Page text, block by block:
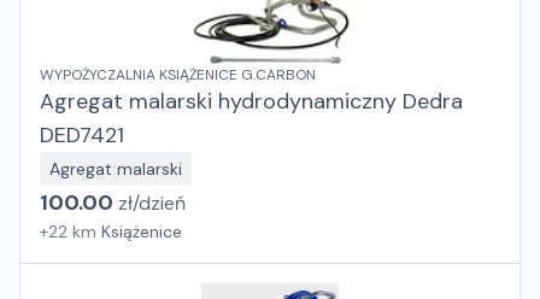
WYPOŻYCZALNIA KSIĄŻENICE G.CARBON
Agregat malarski hydrodynamiczny Dedra
DED7421
Agregat malarski
100.00 zł/dzień
+22 km Książenice